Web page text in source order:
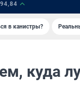
94,84
в канистры?
куда